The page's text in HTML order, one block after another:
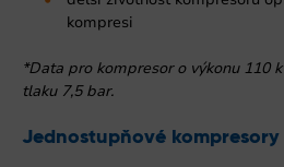
kompresi
*Data pro kompresor o výkonu 110
tlaku 7,5 bar.
Jednostupňové kompresory